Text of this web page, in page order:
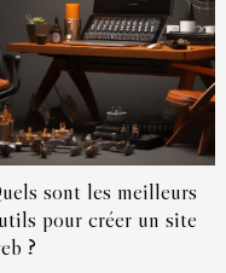
sont les meilleurs
pour créer un site
?